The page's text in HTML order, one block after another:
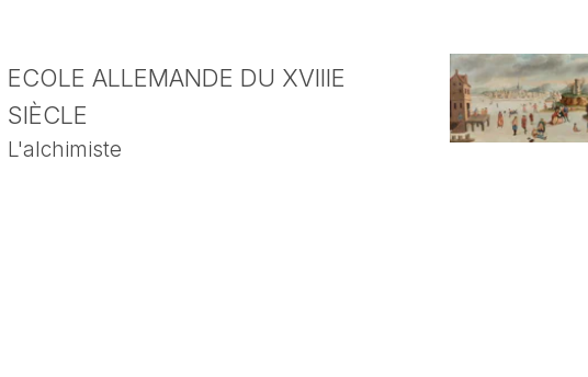
ECOLE ALLEMANDE DU XVIIIE
SIÈCLE
L'alchimiste